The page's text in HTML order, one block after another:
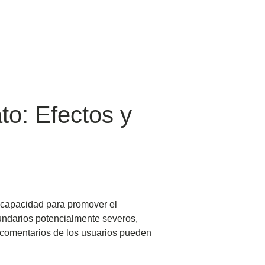
Efectos y
para promover el
potencialmente severos,
de los usuarios pueden